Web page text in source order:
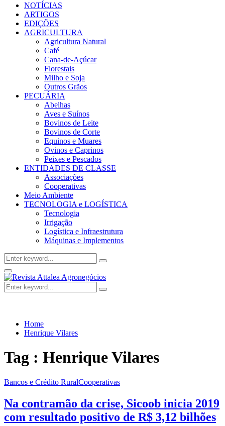
NOTÍCIAS
ARTIGOS
EDIÇÕES
AGRICULTURA
Agricultura Natural
Café
Cana-de-Açúcar
Florestais
Milho e Soja
Outros Grãos
PECUÁRIA
Abelhas
Aves e Suínos
Bovinos de Leite
Bovinos de Corte
Equinos e Muares
Ovinos e Caprinos
Peixes e Pescados
ENTIDADES DE CLASSE
Associações
Cooperativas
Meio Ambiente
TECNOLOGIA e LOGÍSTICA
Tecnologia
Irrigação
Logística e Infraestrutura
Máquinas e Implementos
Search
for:
Search
Facebook
Twitter
Instagram
Linkedin
Youtube
Email
Primary
Menu
Search
for:
Search
Home
Henrique Vilares
Tag : Henrique Vilares
Bancos e Crédito RuralCooperativas
Na contramão da crise, Sicoob inicia 2019
com resultado positivo de R$ 3,12 bilhões